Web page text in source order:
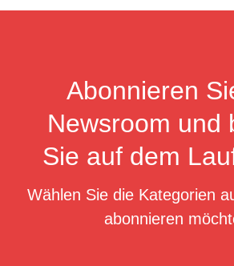
Abonnieren
Newsroom und
Sie auf dem
Wählen Sie die Kategorien
abonnieren